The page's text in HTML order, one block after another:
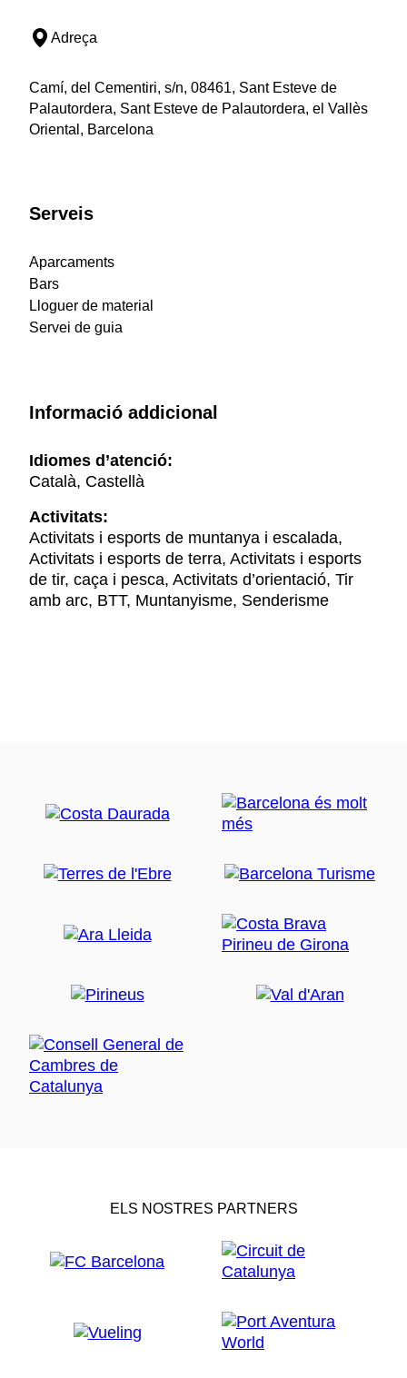
Adreça
Camí, del Cementiri, s/n, 08461, Sant Esteve de
Palautordera, Sant Esteve de Palautordera, el Vallès
Oriental, Barcelona
Serveis
Aparcaments
Bars
Lloguer de material
Servei de guia
Informació addicional
Idiomes d’atenció:
Català, Castellà
Activitats:
Activitats i esports de muntanya i escalada,
Activitats i esports de terra, Activitats i esports
de tir, caça i pesca, Activitats d’orientació, Tir
amb arc, BTT, Muntanyisme, Senderisme
ELS NOSTRES PARTNERS